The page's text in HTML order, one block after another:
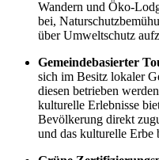
Wandern und Öko-
bei,
über Umweltschutz
Gemeindebasierter
sich im Besitz lokaler
diesen betrieben
kulturelle Erlebnisse
Bevölkerung direkt
und das kulturelle Erbe